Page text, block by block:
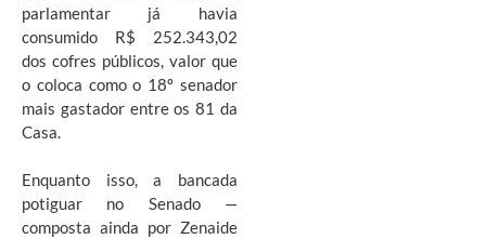
parlamentar já havia
consumido R$ 252.343,02
dos cofres públicos, valor que
o coloca como o 18º senador
mais gastador entre os 81 da
Casa.
Enquanto isso, a bancada
potiguar no Senado —
composta ainda por Zenaide